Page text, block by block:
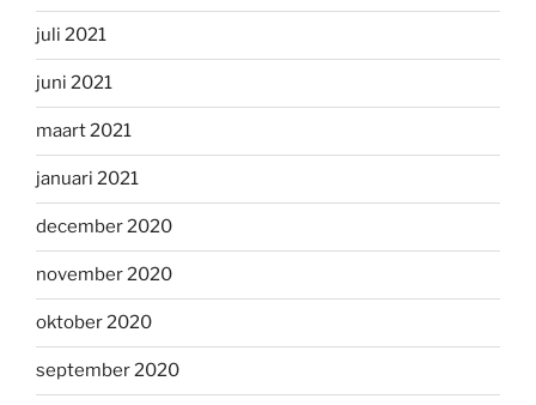
juli 2021
juni 2021
maart 2021
januari 2021
december 2020
november 2020
oktober 2020
september 2020